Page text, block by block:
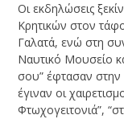
Οι εκδηλώσεις
Κρητικών στον
Γαλατά, ενώ στη
Ναυτικό Μουσείο
σου” έφτασαν στην
έγιναν οι
Φτωχογειτονιά”,